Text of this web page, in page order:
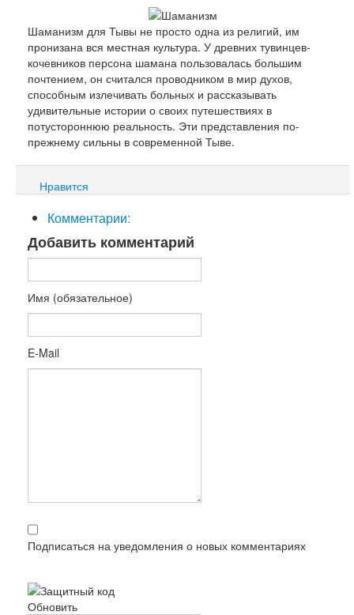
Шаманизм для Тывы не просто одна из религий, им
пронизана вся местная культура. У древних тувинцев-
кочевников персона шамана пользовалась большим
почтением, он считался проводником в мир духов,
способным излечивать больных и рассказывать
удивительные истории о своих путешествиях в
потустороннюю реальность. Эти представления по-
прежнему сильны в современной Тыве.
Нравится
Комментарии:
Добавить комментарий
Имя (обязательное)
E-Mail
Подписаться на уведомления о новых комментариях
Обновить